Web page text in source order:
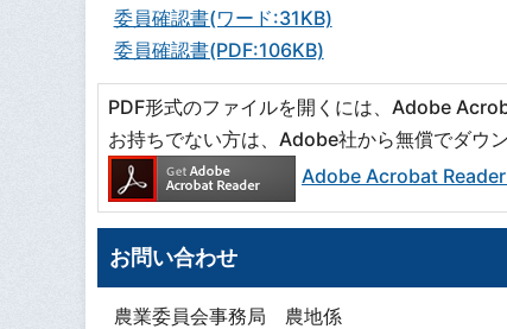
委員確認書(ワード:31KB)
委員確認書(PDF:106KB)
PDF形式のファイルを開くには、Adobe
お持ちでない方は、Adobe社から無償でダウ
Adobe Acrobat
お問い合わせ
農業委員会事務局 農地係